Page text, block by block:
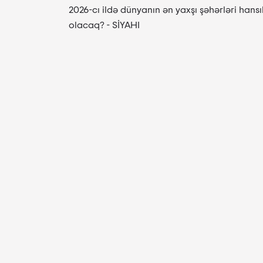
2026-cı ildə dünyanın ən yaxşı şəhərləri
olacaq? - SİYAHI